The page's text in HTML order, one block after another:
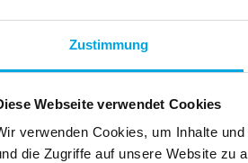
Zustimmung
Webseite verwendet Cookies
verwenden Cookies, um Inhalte
die Zugriffe auf unsere Website zu
• Auf Originalsprache anzeigen